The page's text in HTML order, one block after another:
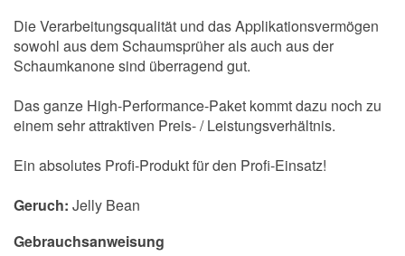
Die Verarbeitungsqualität und das Applikationsvermögen
sowohl aus dem Schaumsprüher als auch aus der
Schaumkanone sind überragend gut.
Das ganze High-Performance-Paket kommt dazu noch zu
einem sehr attraktiven Preis- / Leistungsverhältnis.
Ein absolutes Profi-Produkt für den Profi-Einsatz!
Geruch: Jelly Bean
Gebrauchsanweisung